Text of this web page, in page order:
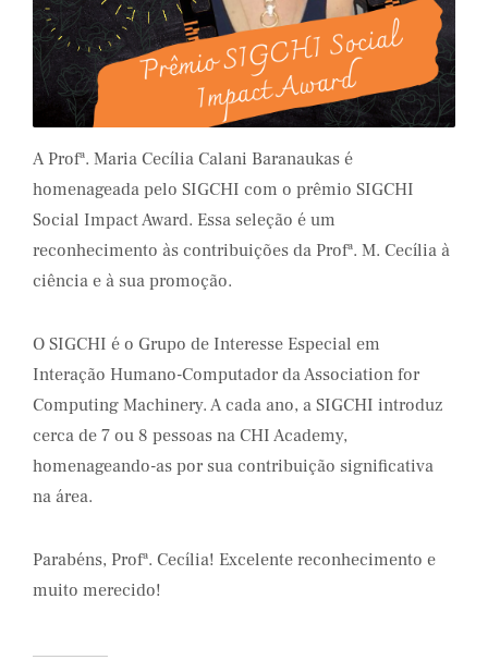
A Profª. Maria Cecília Calani Baranaukas é
homenageada pelo SIGCHI com o prêmio SIGCHI
Social Impact Award. Essa seleção é um
reconhecimento às contribuições da Profª. M. Cecília à
ciência e à sua promoção.
O SIGCHI é o Grupo de Interesse Especial em
Interação Humano-Computador da Association for
Computing Machinery. A cada ano, a SIGCHI introduz
cerca de 7 ou 8 pessoas na CHI Academy,
homenageando-as por sua contribuição significativa
na área.
Parabéns, Profª. Cecília! Excelente reconhecimento e
muito merecido!